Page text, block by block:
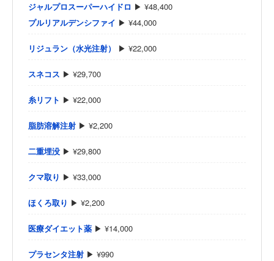
ジャルプロスーパーハイドロ ▶ ¥48,400
プルリアルデンシファイ ▶ ¥44,000
リジュラン（水光注射） ▶ ¥22,000
スネコス ▶ ¥29,700
糸リフト ▶ ¥22,000
脂肪溶解注射 ▶ ¥2,200
二重埋没 ▶ ¥29,800
クマ取り ▶ ¥33,000
ほくろ取り ▶ ¥2,200
医療ダイエット薬 ▶ ¥14,000
プラセンタ注射 ▶ ¥990